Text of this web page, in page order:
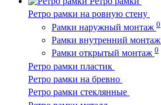
Ретро рамки на ровную стену
Рамки наружный монтаж 0
Рамки внутренний монтаж
Рамки открытый монтаж 0
Ретро рамки пластик
Ретро рамки на бревно
Ретро рамки стеклянные